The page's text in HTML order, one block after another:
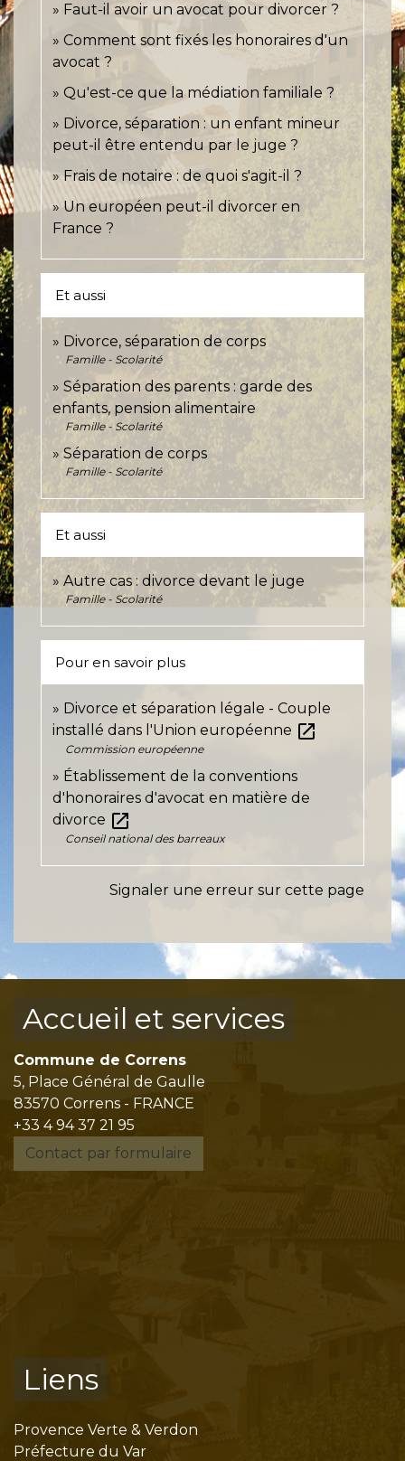
Faut-il avoir un avocat pour divorcer ?
Comment sont fixés les honoraires d'un
avocat ?
Qu'est-ce que la médiation familiale ?
Divorce, séparation : un enfant mineur
peut-il être entendu par le juge ?
Frais de notaire : de quoi s'agit-il ?
Un européen peut-il divorcer en
France ?
Et aussi
Divorce, séparation de corps
Famille - Scolarité
Séparation des parents : garde des
enfants, pension alimentaire
Famille - Scolarité
Séparation de corps
Famille - Scolarité
Et aussi
Autre cas : divorce devant le juge
Famille - Scolarité
Pour en savoir plus
Divorce et séparation légale - Couple
installé dans l'Union européenne open_in_new
Commission européenne
Établissement de la conventions
d'honoraires d'avocat en matière de
divorce open_in_new
Conseil national des barreaux
Signaler une erreur sur cette page
Accueil et services
Commune de Correns
5, Place Général de Gaulle
83570 Correns - FRANCE
+33 4 94 37 21 95
Contact par formulaire
Liens
Provence Verte & Verdon
Préfecture du Var